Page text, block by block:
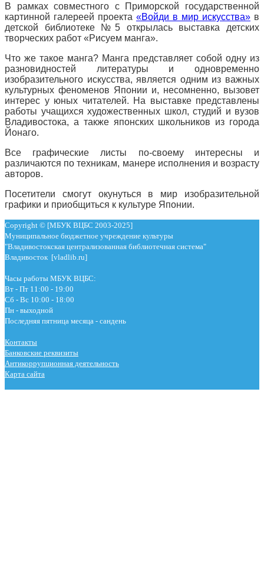
В рамках совместного с Приморской государственной
картинной галереей проекта «Войди в мир искусства» в
детской библиотеке №5 открылась выставка детских
творческих работ «Рисуем манга».
Что же такое манга? Манга представляет собой одну из
разновидностей литературы и одновременно
изобразительного искусства, является одним из важных
культурных феноменов Японии и, несомненно, вызовет
интерес у юных читателей. На выставке представлены
работы учащихся художественных школ, студий и вузов
Владивостока, а также японских школьников из города
Йонаго.
Все графические листы по-своему интересны и
различаются по техникам, манере исполнения и возрасту
авторов.
Посетители смогут окунуться в мир изобразительной
графики и приобщиться к культуре Японии.
Copyright © [МБУК ВЦБС 2003-2025]
Муниципальное бюджетное учреждение культуры
"Владивостокская централизованная библиотечная система"
Владивосток [vladlib.ru]
Часы работы МБУК ВЦБС:
Вт - Пт 11:00 - 19:00
Сб - Вс 10:00 - 18:00
Пн - выходной
Последняя пятница месяца - сандень
Контакты
Банковские реквизиты
Антикоррупционная деятельность
Карта сайта